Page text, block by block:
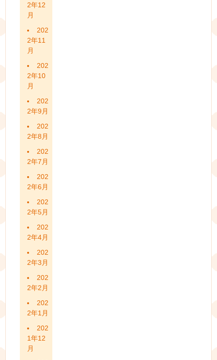
2年12
月
202
2年11
月
202
2年10
月
202
2年9月
202
2年8月
202
2年7月
202
2年6月
202
2年5月
202
2年4月
202
2年3月
202
2年2月
202
2年1月
202
1年12
月